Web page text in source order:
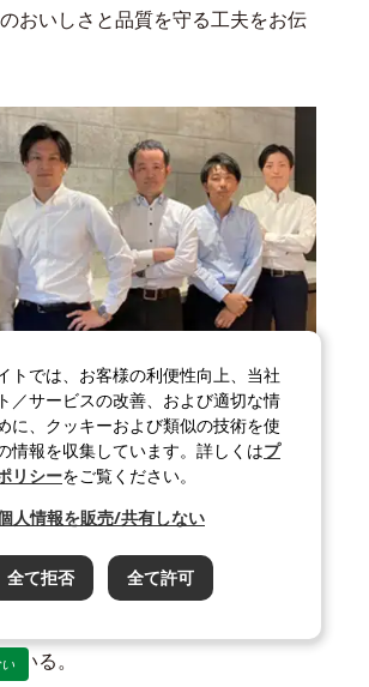
おいしさと品質を守る工夫をお伝
からサステナブル
ルズ
シリーズの挑戦
の業務用食用油「長徳®
®
製法で、通常の油よりも3割長く使
いる。
トでは、お客様の利便性向上、当社
／サービスの改善、および適切な情
に、クッキーおよび類似の技術を使
情報を収集しています。詳しくはプ
リシーをご覧ください。
人情報を販売/共有しない
全て拒否 全て許可